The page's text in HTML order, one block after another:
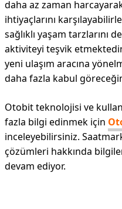
daha az zaman
ihtiyaçlarını
sağlıklı yaşam tarzlarını
aktiviteyi teşvik
yeni ulaşım aracına
daha fazla kabul
Otobi̇t teknolojisi ve
fazla bilgi edinmek için
inceleyebilirsiniz.
çözümleri hakkında
devam ediyor.